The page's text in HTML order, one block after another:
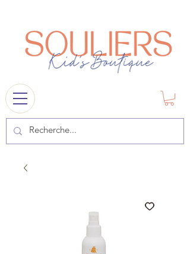
souliers 1841@gmail.com